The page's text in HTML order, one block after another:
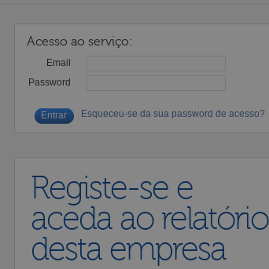
Acesso ao serviço:
Email
Password
Esqueceu-se da sua password de acesso?
Registe-se e
aceda ao relatório
desta empresa